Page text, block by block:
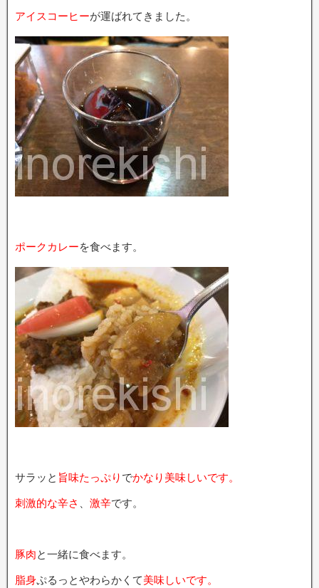
アイスコーヒーが運ばれてきました。
ポークカレーを食べます。
サラッと 旨味たっぷり でかなり美味しいです。
刺激的な辛さ 激辛です。
豚肉と一緒に食べます。
脂身ぷるっとやわらかくて美味しいです。